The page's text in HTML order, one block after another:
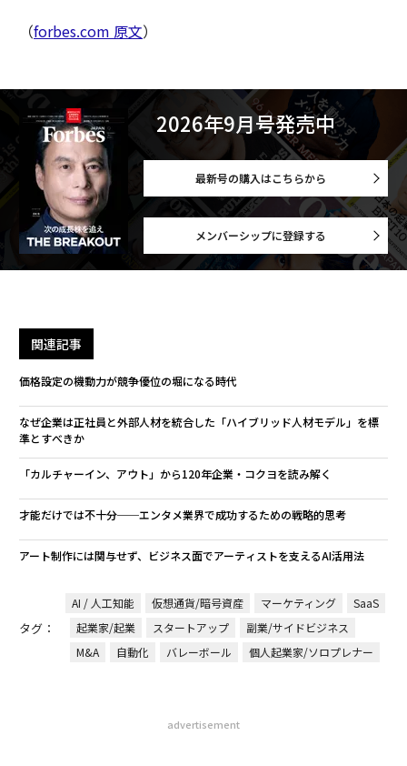
（forbes.com 原文）
2026年9月号発売中
最新号の購入はこちらから
メンバーシップに登録する
関連記事
価格設定の機動力が競争優位の堀になる時代
なぜ企業は正社員と外部人材を統合した「ハイブリッド人材モデル」を標
準とすべきか
「カルチャーイン、アウト」から120年企業・コクヨを読み解く
才能だけでは不十分──エンタメ業界で成功するための戦略的思考
アート制作には関与せず、ビジネス面でアーティストを支えるAI活用法
タグ：
AI / 人工知能 仮想通貨/暗号資産 マーケティング
SaaS
起業家/起業
スタートアップ
副業/サイドビジネス
M&A
自動化 バレーボール 個人起業家/ソロプレナー
advertisement